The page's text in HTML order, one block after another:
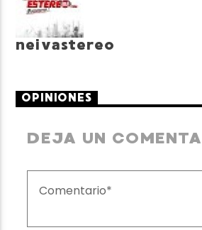
neivastereo
OPINIONES
DEJA UN